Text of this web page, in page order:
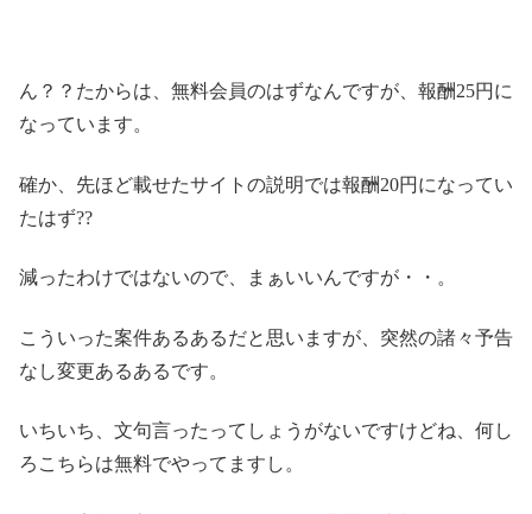
ん？？たからは、無料会員のはずなんですが、報酬25円に
なっています。
確か、先ほど載せたサイトの説明では報酬20円になってい
たはず??
減ったわけではないので、まぁいいんですが・・。
こういった案件あるあるだと思いますが、突然の諸々予告
なし変更あるあるです。
いちいち、文句言ったってしょうがないですけどね、何し
ろこちらは無料でやってますし。